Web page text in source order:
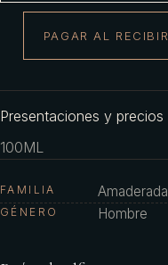
PAGAR AL RECIBIR
Presentaciones y precios
100ML
FAMILIA Amaderada
GÉNERO Hombre